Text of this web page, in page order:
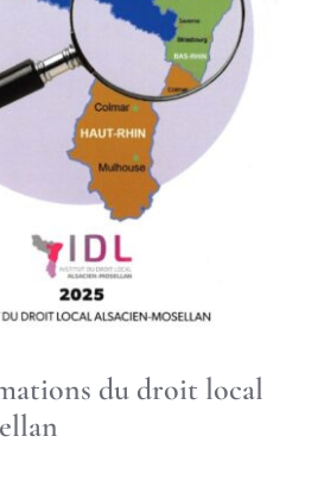
du droit local